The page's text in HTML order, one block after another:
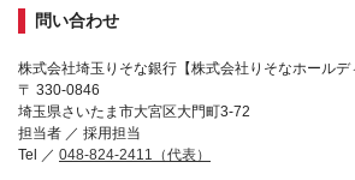
問い合わせ
株式会社埼玉りそな銀行【株式会社りそなホールデ
〒 330-0846
埼玉県さいたま市大宮区大門町3-72
担当者 ／ 採用担当
Tel ／ 048-824-2411（代表）